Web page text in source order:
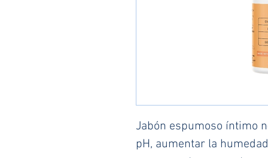
Jabón espumoso íntimo
pH, aumentar la